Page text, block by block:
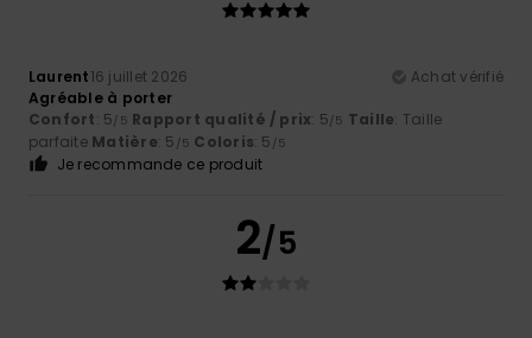
Laurent16 juillet 2026
Achat vérifié
Agréable à porter
Confort: 5/5 Rapport qualité / prix: 5/5 Taille: Taille
parfaite Matière: 5 /5 Coloris: 5 /5
Je recommande ce produit
2/5